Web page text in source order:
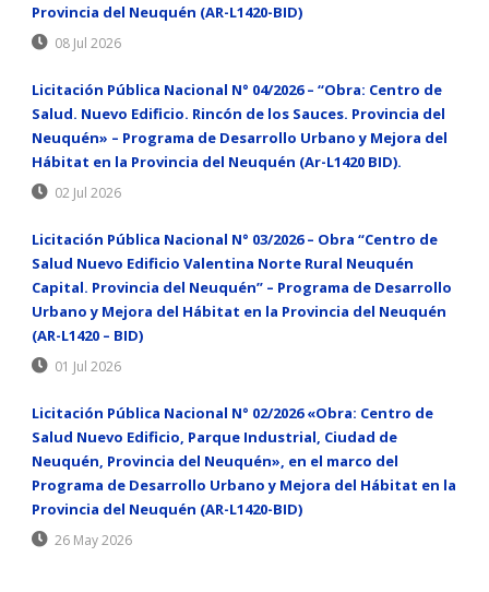
Provincia del Neuquén (AR-L1420-BID)
08 Jul 2026
Licitación Pública Nacional N° 04/2026 – “Obra: Centro de
Salud. Nuevo Edificio. Rincón de los Sauces. Provincia del
Neuquén» – Programa de Desarrollo Urbano y Mejora del
Hábitat en la Provincia del Neuquén (Ar-L1420 BID).
02 Jul 2026
Licitación Pública Nacional N° 03/2026 – Obra “Centro de
Salud Nuevo Edificio Valentina Norte Rural Neuquén
Capital. Provincia del Neuquén” – Programa de Desarrollo
Urbano y Mejora del Hábitat en la Provincia del Neuquén
(AR-L1420 – BID)
01 Jul 2026
Licitación Pública Nacional N° 02/2026 «Obra: Centro de
Salud Nuevo Edificio, Parque Industrial, Ciudad de
Neuquén, Provincia del Neuquén», en el marco del
Programa de Desarrollo Urbano y Mejora del Hábitat en la
Provincia del Neuquén (AR-L1420-BID)
26 May 2026